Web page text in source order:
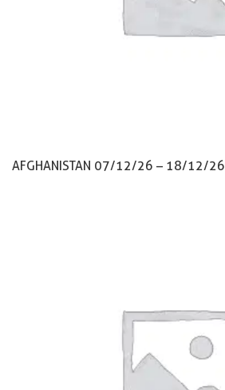
AFGHANISTAN 07/12/26 – 18/12/26